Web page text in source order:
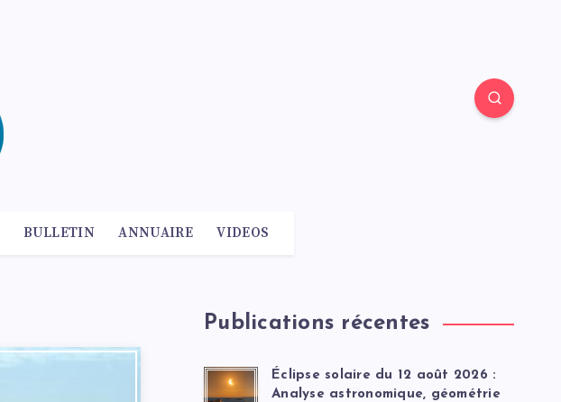
BULLETIN ANNUAIRE VIDEOS
Publications récentes
Éclipse solaire du 12 août 2026 :
Analyse astronomique, géométrie